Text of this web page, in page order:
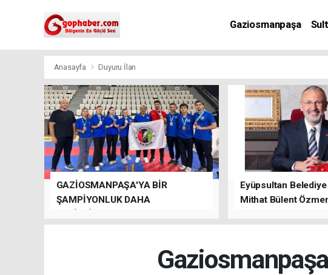
Gaziosmanpaşa
Anasayfa Duyuru İlan
GAZİOSMANPAŞA'YA BİR
ŞAMPİYONLUK DAHA
Eyüpsultan Belediye
Mithat Bülent